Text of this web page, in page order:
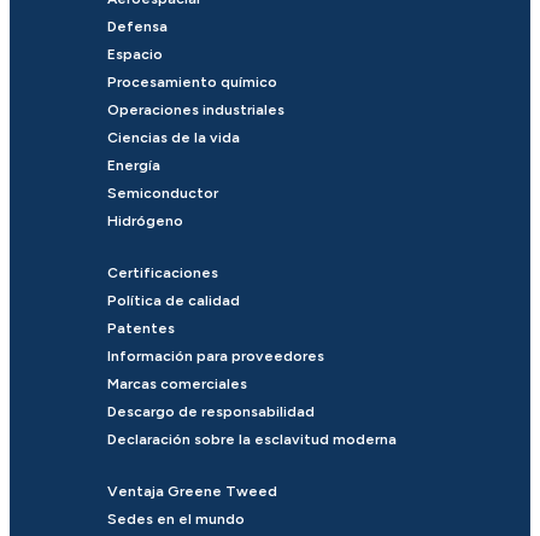
Defensa
Espacio
Procesamiento químico
Operaciones industriales
Ciencias de la vida
Energía
Semiconductor
Hidrógeno
Certificaciones
Política de calidad
Patentes
Información para proveedores
Marcas comerciales
Descargo de responsabilidad
Declaración sobre la esclavitud moderna
Ventaja Greene Tweed
Sedes en el mundo